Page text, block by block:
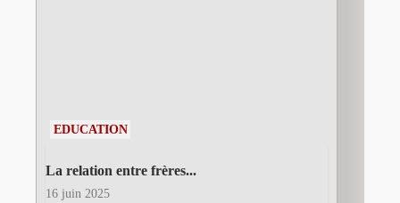
EDUCATION
La relation entre frères...
16 juin 2025